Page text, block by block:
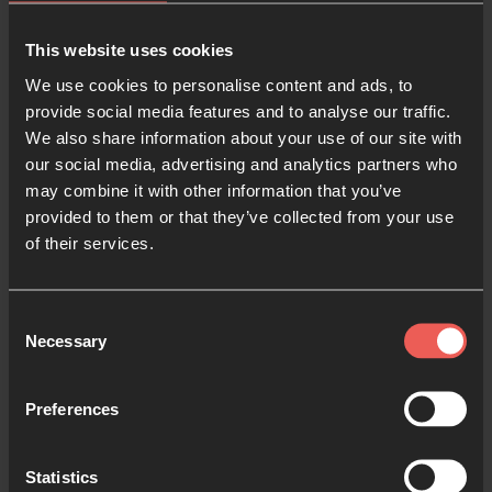
This website uses cookies
We use cookies to personalise content and ads, to
provide social media features and to analyse our traffic.
We also share information about your use of our site with
our social media, advertising and analytics partners who
may combine it with other information that you’ve
provided to them or that they’ve collected from your use
of their services.
Selection
Necessary
Preferences
Statistics
whatsApp, email, twitter, Facebook, YouTube,
promocionar la sala de oración y motivar a la gente a
orar. Tuitea, envía o publica un versículo de la Biblia
o una cita motivadora cada día, o haz un vídeo para
compartir por qué estás orando y cómo puede
participar la gente.
No tengas miedo de ser repetitivo. Habla en todas
las reuniones de la sala de oración y de apuntarse a
horar para rellenar los huecos. Encuentra una nueva
forma de motivar e inspirar a la gente compartiendo
historias de cómo la oración ha marcado la